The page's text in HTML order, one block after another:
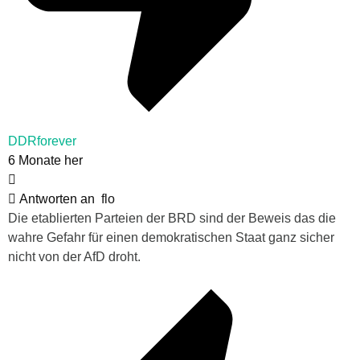
DDRforever
6 Monate her
Antworten an flo
Die etablierten Parteien der BRD sind der Beweis das die
wahre Gefahr für einen demokratischen Staat ganz sicher
nicht von der AfD droht.